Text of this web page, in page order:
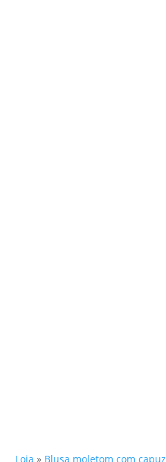
Loja » Blusa moletom com capuz